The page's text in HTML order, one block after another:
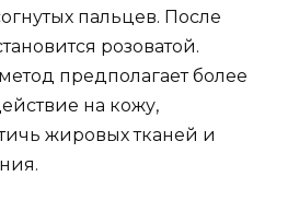
пальцев. После
розоватой.
предполагает более
на кожу,
жировых тканей и